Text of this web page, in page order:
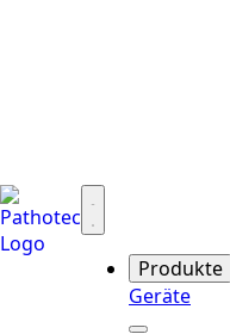
Produkte
Geräte